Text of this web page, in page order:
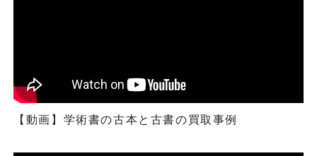
【動画】学術書の古本と古書の買取事例